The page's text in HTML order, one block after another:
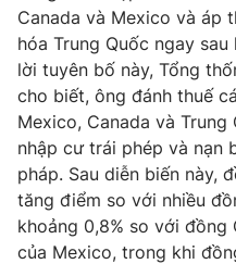
Khán giả
Giải sao mai
Sao
Du lịch
Làm đẹp
Chất lượng cuộc sống
Giáo dục
Tuyển sinh
Học trực tuyến
Công nghệ
Hitech Công nghệ tương
Sản phẩm
Thị trường
Giao lưu trực tuyến
Lịch phát sóng
Canada và Mexico và áp
hóa Trung Quốc ngay
lời tuyên bố này, Tổng
cho biết, ông đánh thuế
Mexico, Canada và
nhập cư trái phép và nạn
pháp. Sau diễn biến này,
tăng điểm so với nhiều
khoảng 0,8% so với đồng
của Mexico, trong khi